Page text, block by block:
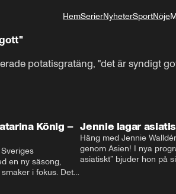
HemSerierNyheterSportNöje
potatisgratäng, "det är syndigt
König –
en ny säsong,
i fokus. Det
Jennie lagar
Häng med Jennie
genom Asien! I nya
asiatiskt” bjuder hon på